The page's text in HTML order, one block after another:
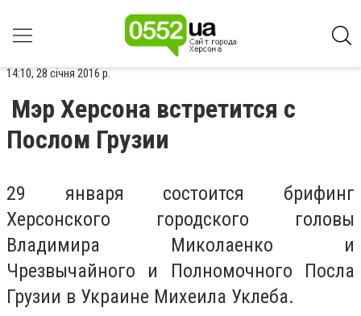
14:10, 28 січня 2016 р.
Мэр Херсона встретится с
Послом Грузии
29 января состоится брифинг
Херсонского городского головы
Владимира Миколаенко и
Чрезвычайного и Полномочного Посла
Грузии в Украине Михеила Уклеба.